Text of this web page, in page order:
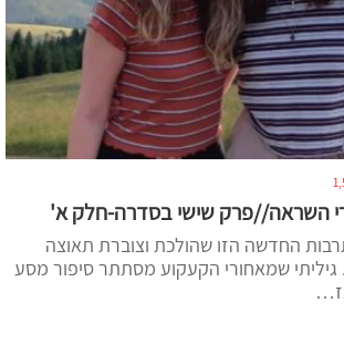
השראה//פרק שישי בסדרה-חלק א'
החדשה הזו שהולכת וצוברת תאוצה
גיליתי שמאחורי הקעקוע מסתתר סיפור מסע